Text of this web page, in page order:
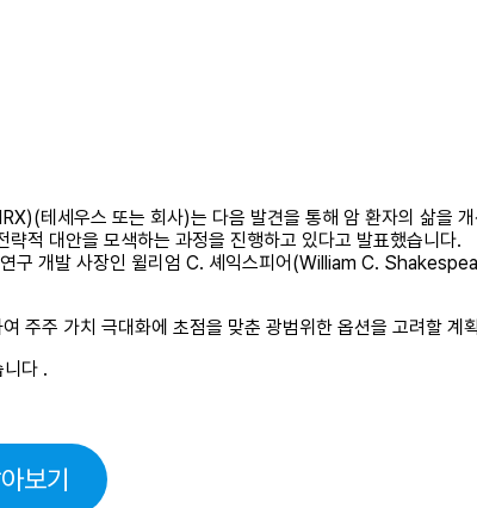
세우스 또는 회사)는 다음 발견을 통해 암 환자의 삶을 개
적 대안을 모색하는 과정을 진행하고 있다고 발표했습니다.
구 개발 사장인 윌리엄 C. 셰익스피어(William C.
주주 가치 극대화에 초점을 맞춘 광범위한 옵션을 고려할 계
다 .
보기